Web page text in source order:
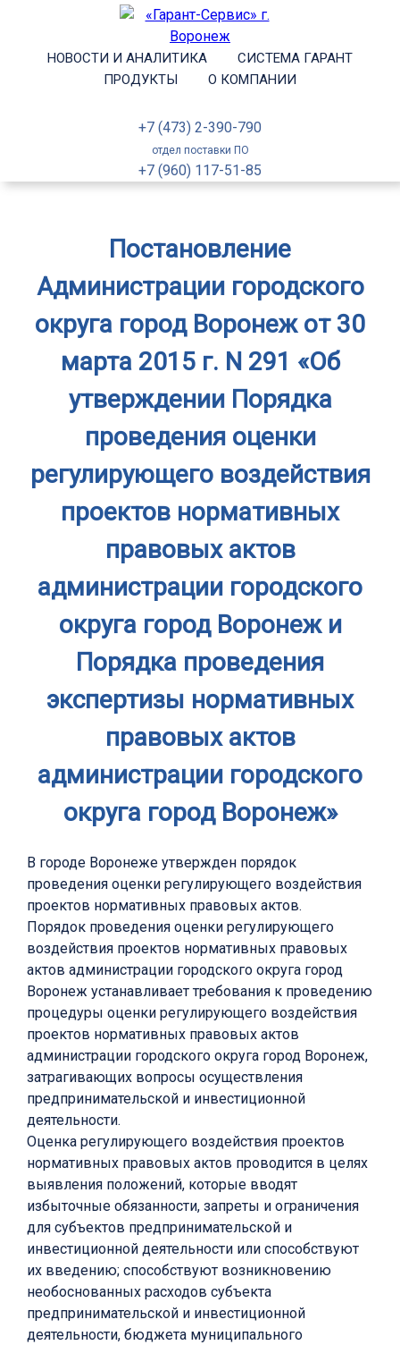
НОВОСТИ И АНАЛИТИКА
СИСТЕМА ГАРАНТ
ПРОДУКТЫ
О КОМПАНИИ
+7 (473) 2-390-790
отдел поставки ПО
+7 (960) 117-51-85
Постановление
Администрации городского
округа город Воронеж от 30
марта 2015 г. N 291 «Об
утверждении Порядка
проведения оценки
регулирующего воздействия
проектов нормативных
правовых актов
администрации городского
округа город Воронеж и
Порядка проведения
экспертизы нормативных
правовых актов
администрации городского
округа город Воронеж»
В городе Воронеже утвержден порядок
проведения оценки регулирующего воздействия
проектов нормативных правовых актов.
Порядок проведения оценки регулирующего
воздействия проектов нормативных правовых
актов администрации городского округа город
Воронеж устанавливает требования к проведению
процедуры оценки регулирующего воздействия
проектов нормативных правовых актов
администрации городского округа город Воронеж,
затрагивающих вопросы осуществления
предпринимательской и инвестиционной
деятельности.
Оценка регулирующего воздействия проектов
нормативных правовых актов проводится в целях
выявления положений, которые вводят
избыточные обязанности, запреты и ограничения
для субъектов предпринимательской и
инвестиционной деятельности или способствуют
их введению; способствуют возникновению
необоснованных расходов субъекта
предпринимательской и инвестиционной
деятельности, бюджета муниципального